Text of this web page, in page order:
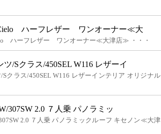
ハーフレザー ワンオーナー≪大
ハーフレザー ワンオーナー≪大津店≫ ・・・
ツ/Sクラス/450SEL W116 レザーイ
Sクラス/450SEL W116 レザーインテリア オリジナル
307SW 2.0 ７人乗 パノラミッ
2.0 ７人乗 パノラミックルーフ キセノン≪大津